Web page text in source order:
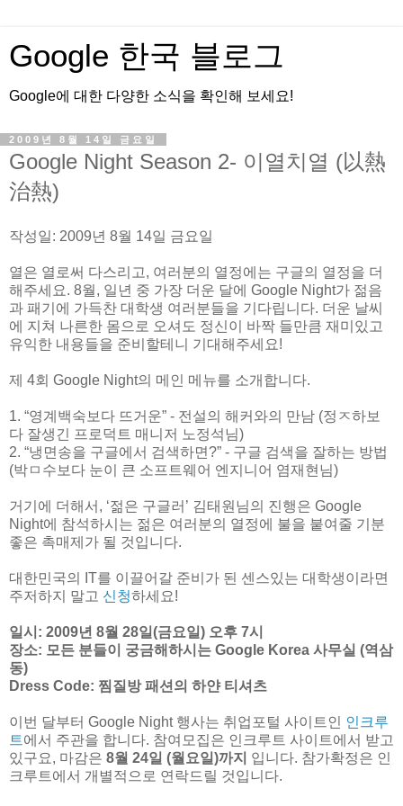
Google 한국 블로그
Google에 대한 다양한 소식을 확인해 보세요!
2009년 8월 14일 금요일
Google Night Season 2- 이열치열 (以熱
治熱)
작성일: 2009년 8월 14일 금요일
열은 열로써 다스리고, 여러분의 열정에는 구글의 열정을 더
해주세요. 8월, 일년 중 가장 더운 달에 Google Night가 젊음
과 패기에 가득찬 대학생 여러분들을 기다립니다. 더운 날씨
에 지쳐 나른한 몸으로 오셔도 정신이 바짝 들만큼 재미있고
유익한 내용들을 준비할테니 기대해주세요!
제 4회 Google Night의 메인 메뉴를 소개합니다.
1. “영계백숙보다 뜨거운” - 전설의 해커와의 만남 (정ㅈ하보
다 잘생긴 프로덕트 매니저 노정석님)
2. “냉면송을 구글에서 검색하면?” - 구글 검색을 잘하는 방법
(박ㅁ수보다 눈이 큰 소프트웨어 엔지니어 염재현님)
거기에 더해서, ‘젊은 구글러’ 김태원님의 진행은 Google
Night에 참석하시는 젊은 여러분의 열정에 불을 붙여줄 기분
좋은 촉매제가 될 것입니다.
대한민국의 IT를 이끌어갈 준비가 된 센스있는 대학생이라면
주저하지 말고 신청하세요!
일시: 2009년 8월 28일(금요일) 오후 7시
장소: 모든 분들이 궁금해하시는 Google Korea 사무실 (역삼
동)
Dress Code: 찜질방 패션의 하얀 티셔츠
이번 달부터 Google Night 행사는 취업포털 사이트인 인크루
트에서 주관을 합니다. 참여모집은 인크루트 사이트에서 받고
있구요, 마감은 8월 24일 (월요일)까지 입니다. 참가확정은 인
크루트에서 개별적으로 연락드릴 것입니다.